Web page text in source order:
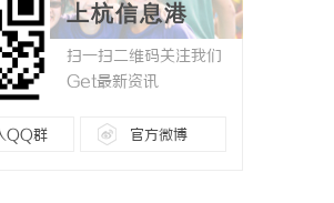
上杭信息港
扫一扫二维码关注我们
Get最新资讯
QQ群 官方微博